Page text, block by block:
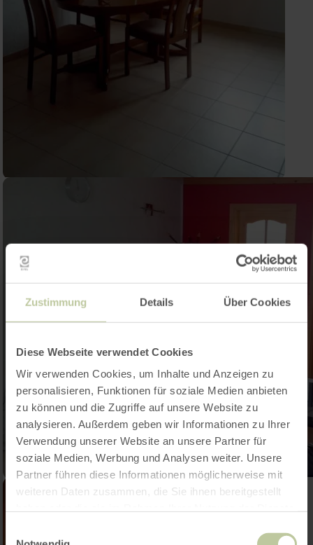
Zustimmung Details Über Cookies
Diese Webseite verwendet Cookies
Wir verwenden Cookies, um Inhalte und Anzeigen zu
personalisieren, Funktionen für soziale Medien anbieten
zu können und die Zugriffe auf unsere Website zu
analysieren. Außerdem geben wir Informationen zu Ihrer
Verwendung unserer Website an unsere Partner für
soziale Medien, Werbung und Analysen weiter. Unsere
Partner führen diese Informationen möglicherweise mit
weiteren Daten zusammen, die Sie ihnen bereitgestellt